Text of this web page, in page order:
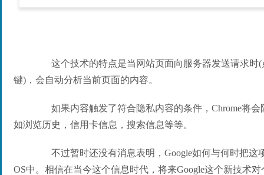
这个技术的特点是当网站页面向服务器发送请求时(
键)，会自动分析当前页面的内容。
如果内容触发了符合隐私内容的条件，Chrome将会
如浏览历史，信用卡信息，搜索信息等等。
不过暂时还没有消息表明，Google如何与何时把这项
OS中。相信在当今这个信息时代，将来Google这个新技术